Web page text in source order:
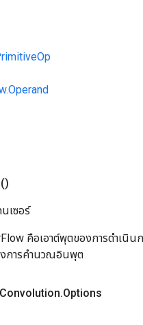
()
เซอร์
คือเอาต์พุตของการดำเนิน
การคำนวณอินพุต
Convolution.Options